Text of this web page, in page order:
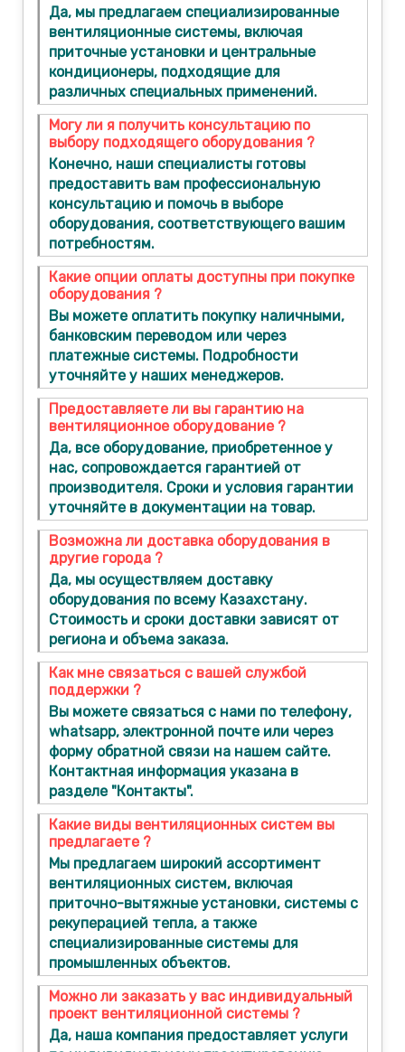
Да, мы предлагаем специализированные
вентиляционные системы, включая
приточные установки и центральные
кондиционеры, подходящие для
различных специальных применений.
Могу ли я получить консультацию по
выбору подходящего оборудования ?
Конечно, наши специалисты готовы
предоставить вам профессиональную
консультацию и помочь в выборе
оборудования, соответствующего вашим
потребностям.
Какие опции оплаты доступны при покупке
оборудования ?
Вы можете оплатить покупку наличными,
банковским переводом или через
платежные системы. Подробности
уточняйте у наших менеджеров.
Предоставляете ли вы гарантию на
вентиляционное оборудование ?
Да, все оборудование, приобретенное у
нас, сопровождается гарантией от
производителя. Сроки и условия гарантии
уточняйте в документации на товар.
Возможна ли доставка оборудования в
другие города ?
Да, мы осуществляем доставку
оборудования по всему Казахстану.
Стоимость и сроки доставки зависят от
региона и объема заказа.
Как мне связаться с вашей службой
поддержки ?
Вы можете связаться с нами по телефону,
whatsapp, электронной почте или через
форму обратной связи на нашем сайте.
Контактная информация указана в
разделе "Контакты".
Какие виды вентиляционных систем вы
предлагаете ?
Мы предлагаем широкий ассортимент
вентиляционных систем, включая
приточно-вытяжные установки, системы с
рекуперацией тепла, а также
специализированные системы для
промышленных объектов.
Можно ли заказать у вас индивидуальный
проект вентиляционной системы ?
Да, наша компания предоставляет услуги